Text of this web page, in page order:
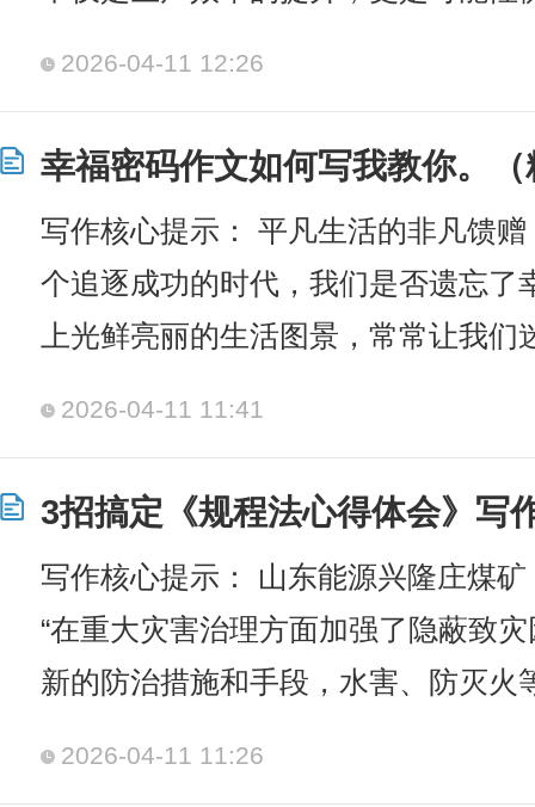
2026-04-11 12:26
幸福密码作文如何写我教你。
写作核心提示： 平凡生活的非凡馈
个追逐成功的时代，我们是否遗忘了
上光鲜亮丽的生活图景，常常让我
2026-04-11 11:41
3招搞定《规程法心得体会》写
写作核心提示： 山东能源兴隆庄煤矿
“在重大灾害治理方面加强了隐蔽致
新的防治措施和手段，水害、防灭火
2026-04-11 11:26